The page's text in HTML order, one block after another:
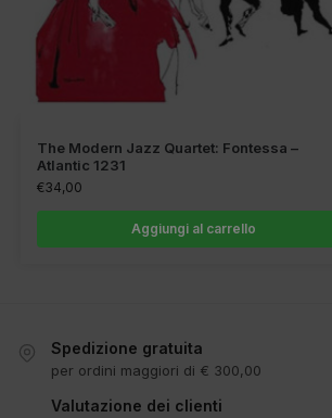
The Modern Jazz Quartet: Fontessa –
Atlantic 1231
€34,00
Aggiungi al carrello
Spedizione gratuita
per ordini maggiori di € 300,00
Valutazione dei clienti